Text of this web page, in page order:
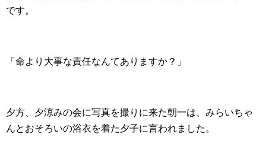
です。
「命より大事な責任なんてありますか？」
夕方、夕涼みの会に写真を撮りに来た朝一は、みらいちゃ
んとおそろいの浴衣を着た夕子に言われました。